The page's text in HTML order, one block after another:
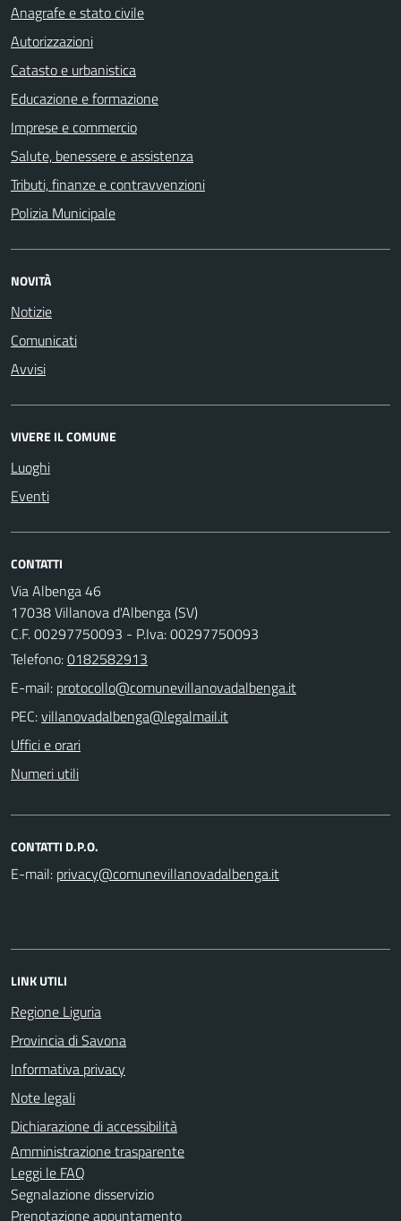
Anagrafe e stato civile
Autorizzazioni
Catasto e urbanistica
Educazione e formazione
Imprese e commercio
Salute, benessere e assistenza
Tributi, finanze e contravvenzioni
Polizia Municipale
NOVITÀ
Notizie
Comunicati
Avvisi
VIVERE IL COMUNE
Luoghi
Eventi
CONTATTI
Via Albenga 46
17038 Villanova d'Albenga (SV)
C.F. 00297750093 - P.Iva: 00297750093
Telefono:0182582913
E-mail:
PEC:
Uffici e orari
Numeri utili
CONTATTI D.P.O.
E-mail:
LINK UTILI
Regione Liguria
Provincia di Savona
Informativa privacy
Note legali
Dichiarazione di accessibilità
Amministrazione trasparente
Leggi le FAQ
Segnalazione disservizio
Prenotazione appuntamento